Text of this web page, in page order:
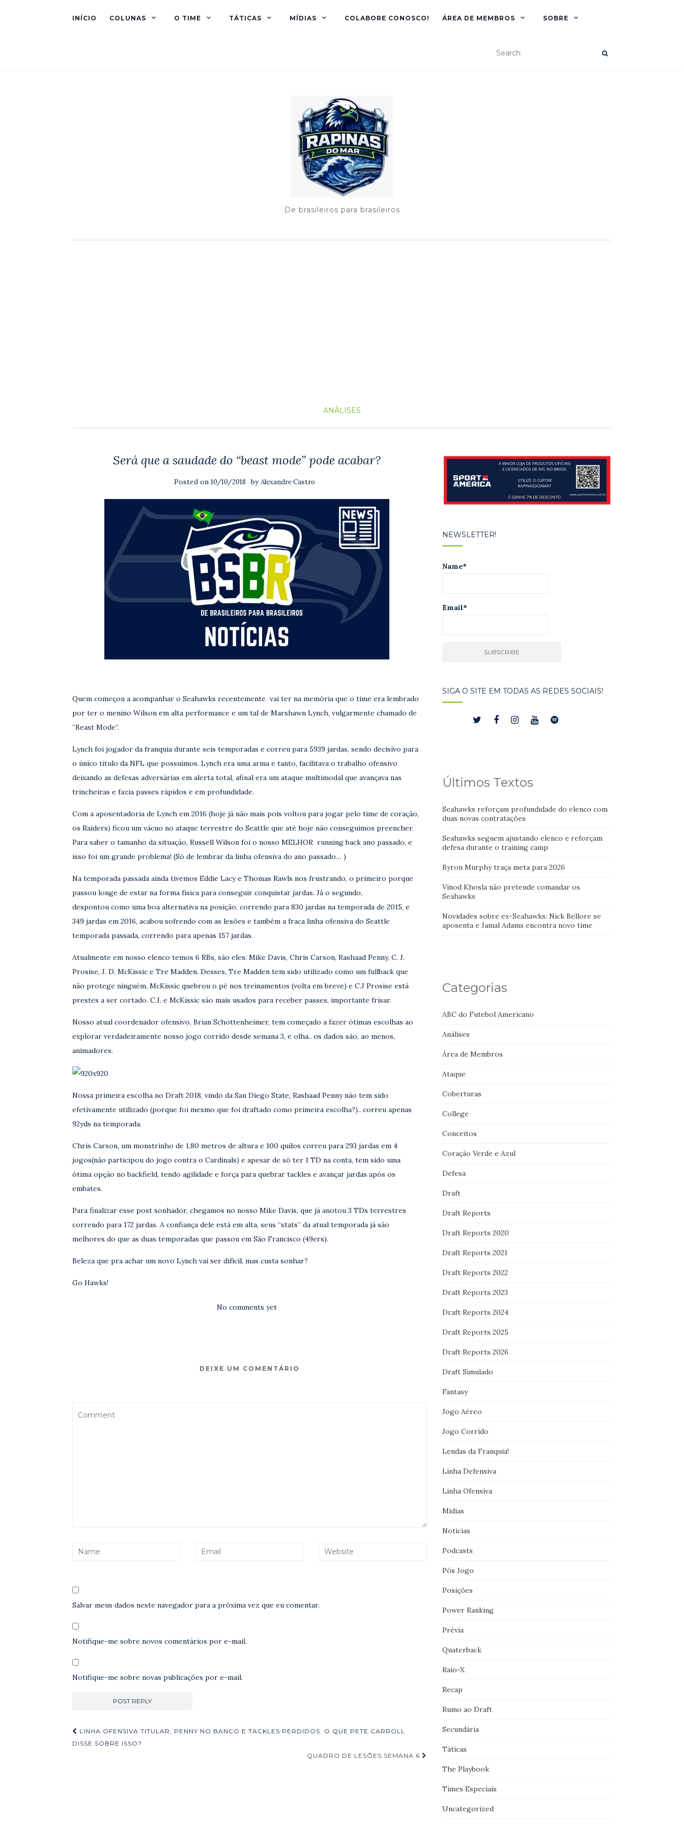
INÍCIO COLUNAS O TIME TÁTICAS MÍDIAS COLABORE CONOSCO! ÁREA DE MEMBROS SOBRE
De brasileiros para brasileiros
ANÁLISES
Será que a saudade do “beast mode” pode acabar?
Posted on 10/10/2018 byAlexandre Castro
Quem começou a acompanhar o Seahawks recentemente vai ter na memória que o time era lembrado
por ter o menino Wilson em alta performance e um tal de Marshawn Lynch, vulgarmente chamado de
“Beast Mode”.
Lynch foi jogador da franquia durante seis temporadas e correu para 5939 jardas, sendo decisivo para
o único titulo da NFL que possuímos. Lynch era uma arma e tanto, facilitava o trabalho ofensivo
deixando as defesas adversárias em alerta total, afinal era um ataque multimodal que avançava nas
trincheiras e fazia passes rápidos e em profundidade.
Com a aposentadoria de Lynch em 2016 (hoje já não mais pois voltou para jogar pelo time de coração,
os Raiders) ficou um vácuo no ataque terrestre do Seattle que até hoje não conseguimos preencher.
Para saber o tamanho da situação, Russell Wilson foi o nosso MELHOR running back ano passado, e
isso foi um grande problema! (Só de lembrar da linha ofensiva do ano passado… )
Na temporada passada ainda tivemos Eddie Lacy e Thomas Rawls nos frustrando, o primeiro porque
passou longe de estar na forma física para conseguir conquistar jardas. Já o segundo,
despontou como uma boa alternativa na posição, correndo para 830 jardas na temporada de 2015, e
349 jardas em 2016, acabou sofrendo com as lesões e também a fraca linha ofensiva do Seattle
temporada passada, correndo para apenas 157 jardas.
Atualmente em nosso elenco temos 6 RBs, são eles: Mike Davis, Chris Carson, Rashaad Penny, C. J.
Prosise, J. D. McKissic e Tre Madden. Desses, Tre Madden tem sido utilizado como um fullback que
não protege ninguém, McKissic quebrou o pé nos treinamentos (volta em breve) e C.J Prosise está
prestes a ser cortado. C.J. e McKissic são mais usados para receber passes, importante frisar.
Nosso atual coordenador ofensivo, Brian Schottenheimer, tem começado a fazer ótimas escolhas ao
explorar verdadeiramente nosso jogo corrido desde semana 3, e olha.. os dados são, ao menos,
animadores.
Nossa primeira escolha no Draft 2018, vindo da San Diego State, Rashaad Penny não tem sido
efetivamente utilizado (porque foi mesmo que foi draftado como primeira escolha?).. correu apenas
92yds na temporada.
Chris Carson, um monstrinho de 1,80 metros de altura e 100 quilos correu para 293 jardas em 4
jogos(não participou do jogo contra o Cardinals) e apesar de só ter 1 TD na conta, tem sido uma
ótima opção no backfield, tendo agilidade e força para quebrar tackles e avançar jardas após os
embates.
Para finalizar esse post sonhador, chegamos no nosso Mike Davis, que já anotou 3 TDs terrestres
correndo para 172 jardas. A confiança dele está em alta, seus “stats” da atual temporada já são
melhores do que as duas temporadas que passou em São Francisco (49ers).
Beleza que pra achar um novo Lynch vai ser difícil, mas custa sonhar?
Go Hawks!
No comments yet
DEIXE UM COMENTÁRIO
Salvar meus dados neste navegador para a próxima vez que eu comentar.
Notifique-me sobre novos comentários por e-mail.
Notifique-me sobre novas publicações por e-mail.
Navegação
de
LINHA OFENSIVA TITULAR, PENNY NO BANCO E TACKLES PERDIDOS. O QUE PETE CARROLL
DISSE SOBRE ISSO?
QUADRO DE LESÕES SEMANA 6
NEWSLETTER!
Name*
Email*
SIGA O SITE EM TODAS AS REDES SOCIAIS!
Últimos Textos
Seahawks reforçam profundidade do elenco com
duas novas contratações
Seahawks seguem ajustando elenco e reforçam
defesa durante o training camp
Byron Murphy traça meta para 2026
Vinod Khosla não pretende comandar os
Seahawks
Novidades sobre ex-Seahawks: Nick Bellore se
aposenta e Jamal Adams encontra novo time
Categorias
ABC do Futebol Americano
Análises
Área de Membros
Ataque
Coberturas
College
Conceitos
Coração Verde e Azul
Defesa
Draft
Draft Reports
Draft Reports 2020
Draft Reports 2021
Draft Reports 2022
Draft Reports 2023
Draft Reports 2024
Draft Reports 2025
Draft Reports 2026
Draft Simulado
Fantasy
Jogo Aéreo
Jogo Corrido
Lendas da Franquia!
Linha Defensiva
Linha Ofensiva
Mídias
Noticias
Podcasts
Pós Jogo
Posições
Power Ranking
Prévia
Quaterback
Raio-X
Recap
Rumo ao Draft
Secundária
Táticas
The Playbook
Times Especiais
Uncategorized